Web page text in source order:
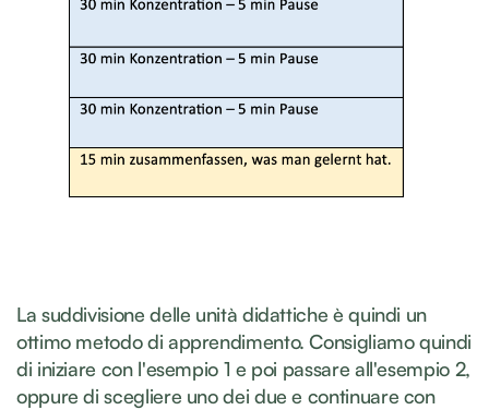
La suddivisione delle unità didattiche è quindi un
ottimo metodo di apprendimento. Consigliamo quindi
di iniziare con l'esempio 1 e poi passare all'esempio 2,
oppure di scegliere uno dei due e continuare con